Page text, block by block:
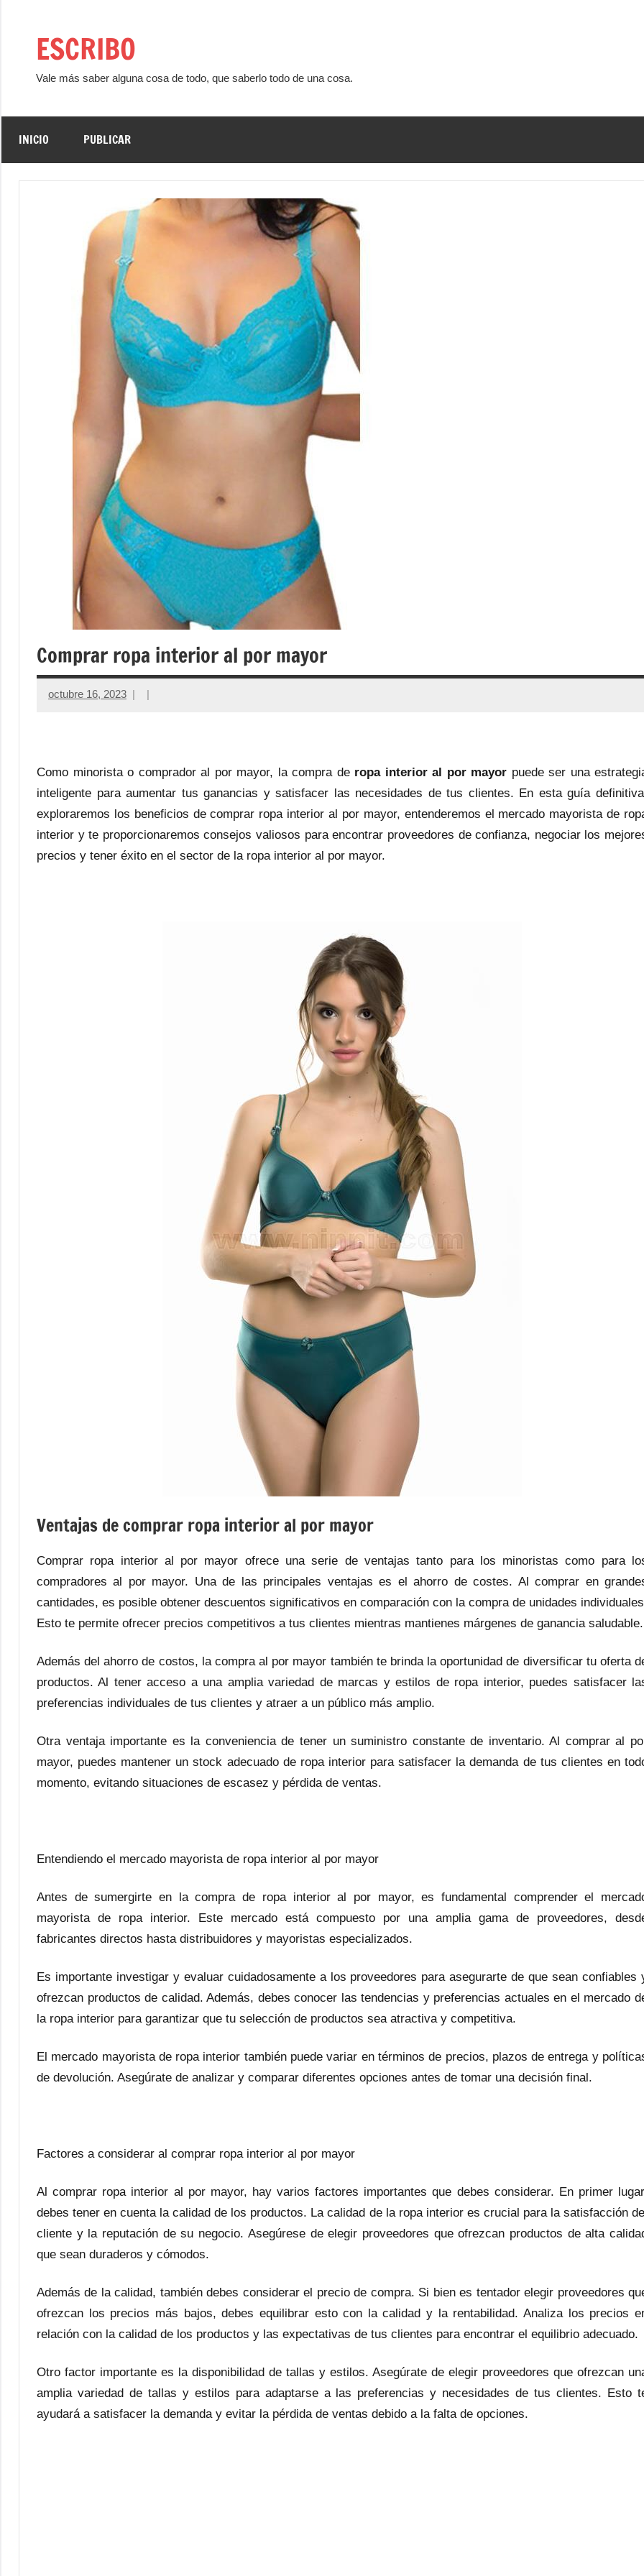
contenidoESCRIBO
Vale más saber alguna cosa de todo, que saberlo todo de una cosa.
INICIO PUBLICAR
Comprar ropa interior al por mayor
octubre 16, 2023
Como minorista o comprador al por mayor, la compra de ropa interior al por mayor puede ser una
inteligente para aumentar tus ganancias y satisfacer las necesidades de tus clientes. En esta guía
exploraremos los beneficios de comprar ropa interior al por mayor, entenderemos el mercado mayorista de
interior y te proporcionaremos consejos valiosos para encontrar proveedores de confianza, negociar los
precios y tener éxito en el sector de la ropa interior al por mayor.
Ventajas de comprar ropa interior al por mayor
Comprar ropa interior al por mayor ofrece una serie de ventajas tanto para los minoristas como para
compradores al por mayor. Una de las principales ventajas es el ahorro de costes. Al comprar en
cantidades, es posible obtener descuentos significativos en comparación con la compra de unidades
Esto te permite ofrecer precios competitivos a tus clientes mientras mantienes márgenes de ganancia saludable.
Además del ahorro de costos, la compra al por mayor también te brinda la oportunidad de diversificar tu oferta
productos. Al tener acceso a una amplia variedad de marcas y estilos de ropa interior, puedes satisfacer
preferencias individuales de tus clientes y atraer a un público más amplio.
Otra ventaja importante es la conveniencia de tener un suministro constante de inventario. Al comprar al
mayor, puedes mantener un stock adecuado de ropa interior para satisfacer la demanda de tus clientes en
momento, evitando situaciones de escasez y pérdida de ventas.
Entendiendo el mercado mayorista de ropa interior al por mayor
Antes de sumergirte en la compra de ropa interior al por mayor, es fundamental comprender el
mayorista de ropa interior. Este mercado está compuesto por una amplia gama de proveedores,
fabricantes directos hasta distribuidores y mayoristas especializados.
Es importante investigar y evaluar cuidadosamente a los proveedores para asegurarte de que sean confiables
ofrezcan productos de calidad. Además, debes conocer las tendencias y preferencias actuales en el mercado
la ropa interior para garantizar que tu selección de productos sea atractiva y competitiva.
El mercado mayorista de ropa interior también puede variar en términos de precios, plazos de entrega y
de devolución. Asegúrate de analizar y comparar diferentes opciones antes de tomar una decisión final.
Factores a considerar al comprar ropa interior al por mayor
Al comprar ropa interior al por mayor, hay varios factores importantes que debes considerar. En primer
debes tener en cuenta la calidad de los productos. La calidad de la ropa interior es crucial para la satisfacción
cliente y la reputación de su negocio. Asegúrese de elegir proveedores que ofrezcan productos de alta
que sean duraderos y cómodos.
Además de la calidad, también debes considerar el precio de compra. Si bien es tentador elegir proveedores
ofrezcan los precios más bajos, debes equilibrar esto con la calidad y la rentabilidad. Analiza los precios
relación con la calidad de los productos y las expectativas de tus clientes para encontrar el equilibrio adecuado.
Otro factor importante es la disponibilidad de tallas y estilos. Asegúrate de elegir proveedores que ofrezcan
amplia variedad de tallas y estilos para adaptarse a las preferencias y necesidades de tus clientes. Esto
ayudará a satisfacer la demanda y evitar la pérdida de ventas debido a la falta de opciones.